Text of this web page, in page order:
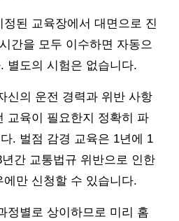
된 교육장에서 대면으로 진
간을 모두 이수하면 자동으
별도의 시험은 없습니다.
신의 운전 경력과 위반 사항
교육이 필요한지 정확히 파
. 벌점 감경 교육은 1년에 1
간 교통법규 위반으로 인한
만 신청할 수 있습니다.
정별로 상이하므로 미리 홈